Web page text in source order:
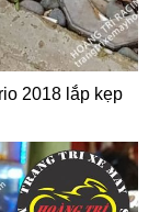
2018 lắp kẹp